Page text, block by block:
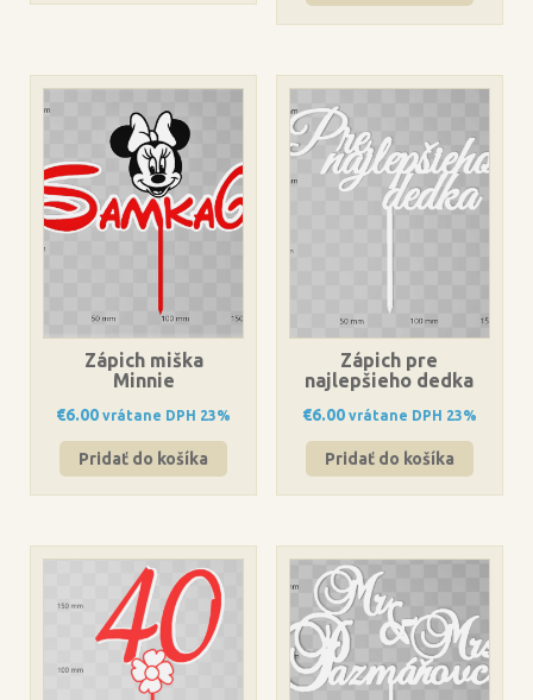
Zápich miška
Minnie
€6.00 vrátane DPH 23%
Pridať do košíka
Zápich pre
najlepšieho dedka
€6.00 vrátane DPH 23%
Pridať do košíka